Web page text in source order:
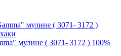
мулине ( 3071- 3172 ) 100%